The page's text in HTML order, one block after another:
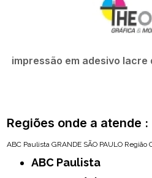
impressão em adesivo lacre
Regiões onde a atende :
ABC Paulista GRANDE SÃO PAULO Região
ABC Paulista